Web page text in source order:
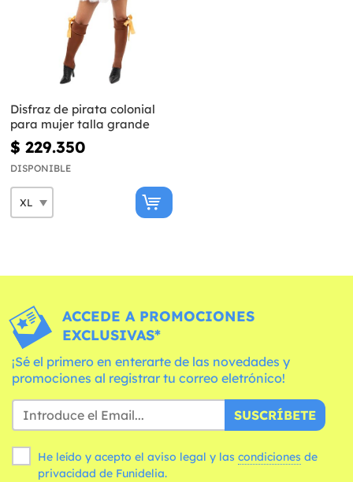
Disfraz de pirata colonial
para mujer talla grande
$ 229.350
DISPONIBLE
ACCEDE A PROMOCIONES
EXCLUSIVAS*
¡Sé el primero en enterarte de las novedades y
promociones al registrar tu correo eletrónico!
SUSCRÍBETE
He leído y acepto el aviso legal y las condiciones
privacidad de Funidelia.